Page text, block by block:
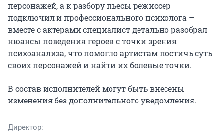
персонажей, а к разбору пьесы режиссер
подключил и профессионального психолога —
вместе с актерами специалист детально разобрал
нюансы поведения героев с точки зрения
психоанализа, что помогло артистам постичь суть
своих персонажей и найти их болевые точки.
В состав исполнителей могут быть внесены
изменения без дополнительного уведомления.
Директор: